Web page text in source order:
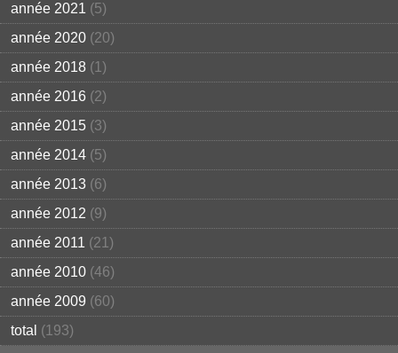
année 2021 (5)
année 2020 (20)
année 2018 (1)
année 2016 (2)
année 2015 (3)
année 2014 (5)
année 2013 (6)
année 2012 (9)
année 2011 (21)
année 2010 (46)
année 2009 (60)
total (193)